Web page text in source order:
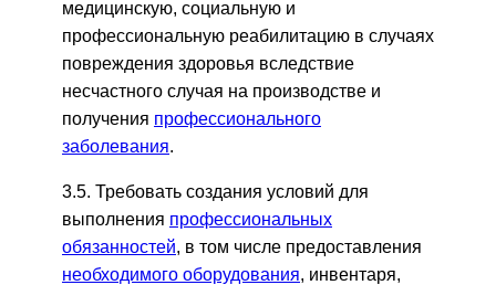
медицинскую, социальную и
профессиональную реабилитацию в случаях
повреждения здоровья вследствие
несчастного случая на производстве и
получения профессионального
заболевания.
3.5. Требовать создания условий для
выполнения профессиональных
обязанностей, в том числе предоставления
необходимого оборудования, инвентаря,